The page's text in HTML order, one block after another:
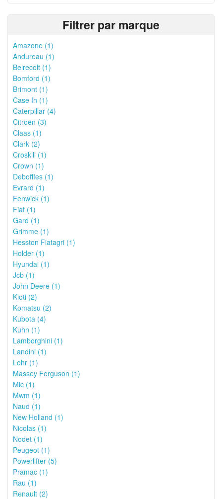
Filtrer par marque
Amazone (1)
Andureau (1)
Belrecolt (1)
Bomford (1)
Brimont (1)
Case Ih (1)
Caterpillar (4)
Citroën (3)
Claas (1)
Clark (2)
Croskill (1)
Crown (1)
Deboffles (1)
Evrard (1)
Fenwick (1)
Fiat (1)
Gard (1)
Grimme (1)
Hesston Fiatagri (1)
Holder (1)
Hyundai (1)
Jcb (1)
John Deere (1)
Kioti (2)
Komatsu (2)
Kubota (4)
Kuhn (1)
Lamborghini (1)
Landini (1)
Lohr (1)
Massey Ferguson (1)
Mic (1)
Mwm (1)
Naud (1)
New Holland (1)
Nicolas (1)
Nodet (1)
Peugeot (1)
Powerlifter (5)
Pramac (1)
Rau (1)
Renault (2)